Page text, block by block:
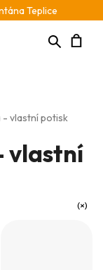
Teplice
Hledat
- vlastní potisk
vlastní